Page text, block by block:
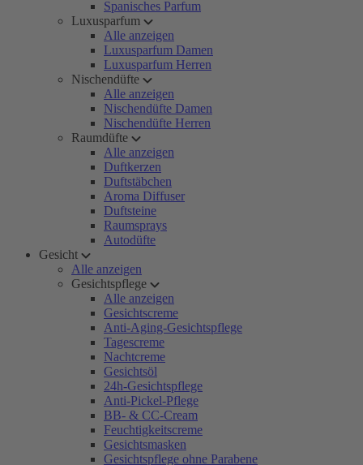
Spanisches Parfum
Luxusparfum
Alle anzeigen
Luxusparfum Damen
Luxusparfum Herren
Nischendüfte
Alle anzeigen
Nischendüfte Damen
Nischendüfte Herren
Raumdüfte
Alle anzeigen
Duftkerzen
Duftstäbchen
Aroma Diffuser
Duftsteine
Raumsprays
Autodüfte
Gesicht
Alle anzeigen
Gesichtspflege
Alle anzeigen
Gesichtscreme
Anti-Aging-Gesichtspflege
Tagescreme
Nachtcreme
Gesichtsöl
24h-Gesichtspflege
Anti-Pickel-Pflege
BB- & CC-Cream
Feuchtigkeitscreme
Gesichtsmasken
Gesichtspflege ohne Parabene